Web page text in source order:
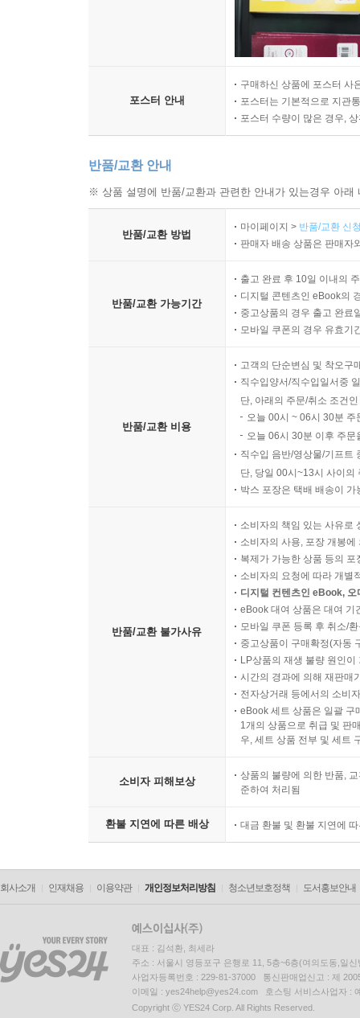
포스터 안내
구매하신 상품에 포스터 사
포스터는 기본적으로 지관
포스터 수량이 많은 경우,
반품/교환 안내
※ 상품 설명에 반품/교환과 관련한 안내가 있는경우 아
반품/교환 방법
마이페이지 > 반품/교환 신
판매자 배송 상품은 판매자
반품/교환 가능기간
출고 완료 후 10일 이내의
디지털 콘텐츠인 eBook의
중고상품의 경우 출고 완료
모바일 쿠폰의 경우 유효기
반품/교환 비용
고객의 단순변심 및 착오구
직수입양서/직수입일서중
단, 아래의 주문/취소 조건
오늘 00시 ~ 06시 30분
오늘 06시 30분 이후 주
직수입 음반/영상물/기프트
단, 당일 00시~13시 사이의
박스 포장은 택배 배송이
반품/교환 불가사유
소비자의 책임 있는 사유로
소비자의 사용, 포장 개봉
복제가 가능한 상품 등의
소비자의 요청에 따라 개별
디지털 컨텐츠인 eBook,
eBook 대여 상품은 대여 기
모바일 쿠폰 등록 후 취소/
중고상품이 구매확정(자동
LP상품의 재생 불량 원인
시간의 경과에 의해 재판매
전자상거래 등에서의 소비
eBook 세트 상품은 일괄 구
1개의 상품으로 취급 및 판
우, 세트 상품 전부 및 세트
소비자 피해보상
상품의 불량에 의한 반품,
준하여 처리됨
환불 지연에 따른 배상 대금 환불 및 환불 지연에
회사소개 인재채용 이용약관 개인정보처리방침 청소년보호정책 도서홍보안내
대표 : 김석환, 최세라
주소 : 서울시 영등포구 은행로 11, 5층~6층(여의도동,일신
사업자등록번호 : 229-81-37000 통신판매업신고 : 제
이메일 : yes24help@yes24.com 호스팅 서비스사업자 :
Copyright ⓒ YES24 Corp. All Rights Reserved.